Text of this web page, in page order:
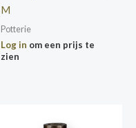
M
Potterie
Log in om een prijs te
zien